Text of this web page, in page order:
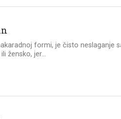
formi, je čisto neslaganje
žensko, jer...